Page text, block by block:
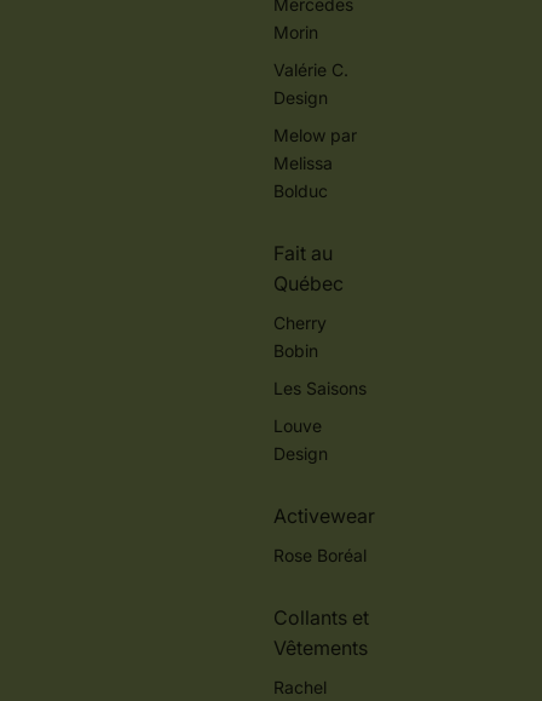
Mercedes
Morin
Valérie C.
Design
Melow par
Melissa
Bolduc
Fait au
Québec
Cherry
Bobin
Les Saisons
Louve
Design
Activewear
Rose Boréal
Collants et
Vêtements
Rachel